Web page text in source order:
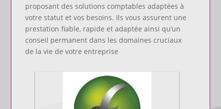
proposant des solutions comptables adaptées à
votre statut et vos besoins. Ils vous assurent une
prestation fiable, rapide et adaptée ainsi qu’un
conseil permanent dans les domaines cruciaux
de la vie de votre entreprise